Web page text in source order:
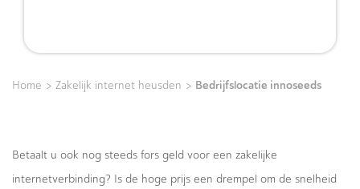
Home > Zakelijk internet heusden > Bedrijfslocatie innoseeds
Betaalt u ook nog steeds fors geld voor een zakelijke
internetverbinding? Is de hoge prijs een drempel om de snelheid